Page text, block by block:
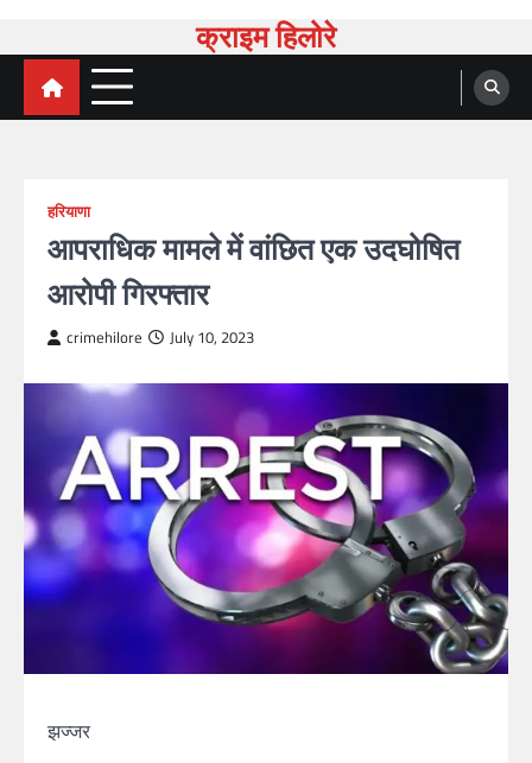
क्राइम हिलोरे
हरियाणा
आपराधिक मामले में वांछित एक उदघोषित
आरोपी गिरफ्तार
crimehilore July 10, 2023
झज्जर